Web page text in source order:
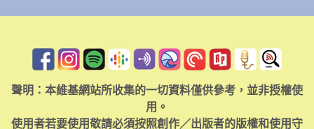
聲明：本維基網站所收集的一切資料僅供參考，並非授權使
用。
使用者若要使用敬請必須按照創作／出版者的版權和使用守